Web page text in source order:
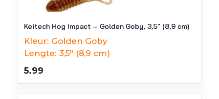
Keitech Hog Impact – Golden Goby, 3,5″ (8,9 cm)
Kleur: Golden Goby
Lengte: 3,5" (8,9 cm)
5.99